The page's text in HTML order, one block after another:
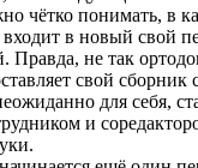
чётко понимать, в
в новый свой
Правда, не так
свой
для себя,
и